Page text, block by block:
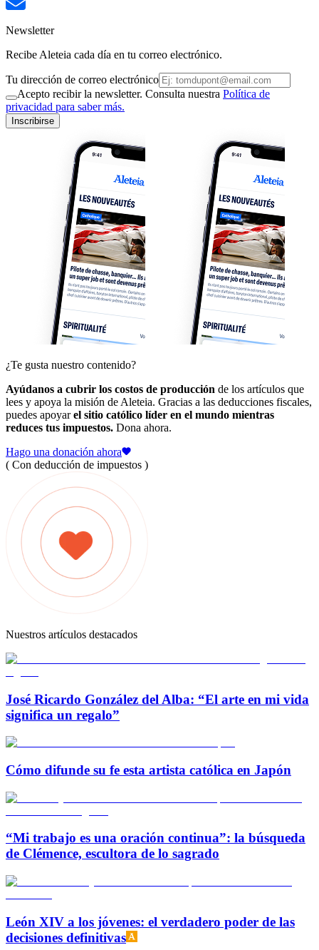
Newsletter
Recibe Aleteia cada día en tu correo electrónico.
Tu dirección de correo electrónico
Acepto recibir la newsletter. Consulta nuestra Política de
privacidad para saber más.
Inscribirse
¿Te gusta nuestro contenido?
Ayúdanos a cubrir los costos de producción de los artículos que
lees y apoya la misión de Aleteia. Gracias a las deducciones fiscales,
puedes apoyarel sitio católico líder en el mundo mientras
reduces tus impuestos. Dona ahora.
Hago una donación ahora
( Con deducción de impuestos )
Nuestros artículos destacados
José Ricardo González del Alba: “El arte en mi vida
significa un regalo”
Cómo difunde su fe esta artista católica en Japón
“Mi trabajo es una oración continua”: la búsqueda
de Clémence, escultora de lo sagrado
León XIV a los jóvenes: el verdadero poder de las
decisiones definitivas